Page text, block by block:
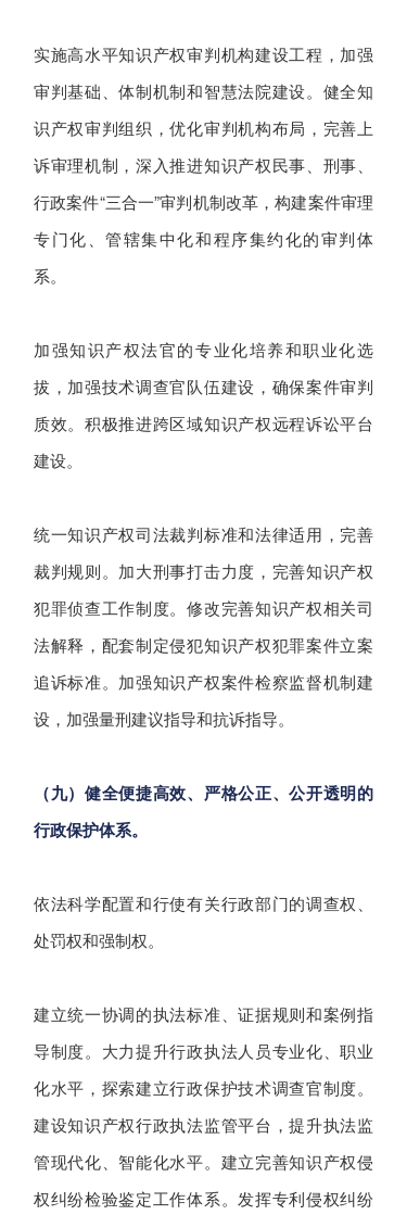
实施高水平知识产权审判机构建设工程，加强
审判基础、体制机制和智慧法院建设。健全知
识产权审判组织，优化审判机构布局，完善上
诉审理机制，深入推进知识产权民事、刑事、
行政案件“三合一”审判机制改革，构建案件审理
专门化、管辖集中化和程序集约化的审判体
系。
加强知识产权法官的专业化培养和职业化选
拔，加强技术调查官队伍建设，确保案件审判
质效。积极推进跨区域知识产权远程诉讼平台
建设。
统一知识产权司法裁判标准和法律适用，完善
裁判规则。加大刑事打击力度，完善知识产权
犯罪侦查工作制度。修改完善知识产权相关司
法解释，配套制定侵犯知识产权犯罪案件立案
追诉标准。 加强知识产权案件检察监督机制建
设，加强量刑建议指导和抗诉指导。
（九）健全便捷高效、严格公正、公开透明的
行政保护体系。
依法科学配置和行使有关行政部门的调查权、
处罚权和强制权。
建立统一协调的执法标准、证据规则和案例指
导制度。大力提升行政执法人员专业化、职业
化水平，探索建立行政保护技术调查官制度。
建设知识产权行政执法监管平台，提升执法监
管现代化、智能化水平。建立完善知识产权侵
权纠纷检验鉴定工作体系。发挥专利侵权纠纷